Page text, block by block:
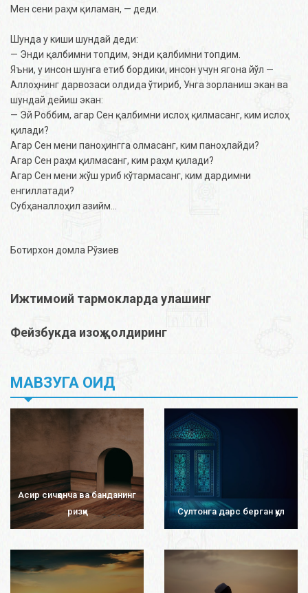
Мен сени раҳм қиламан, — деди.
Шунда у киши шундай деди:
— Энди қалбимни топдим, энди қалбимни топдим.
Яъни, у инсон шунга етиб бордики, инсон учун ягона йўл —
Аллоҳнинг дарвозаси олдида ўтириб, Унга зорланиш экан ва
шундай дейиш экан:
— Эй Роббим, агар Сен қалбимни ислоҳ қилмасанг, ким ислоҳ
қилади?
Агар Сен мени паноҳингга олмасанг, ким паноҳлайди?
Агар Сен раҳм қилмасанг, ким раҳм қилади?
Агар Сен мени жўш уриб кўтармасанг, ким дардимни
енгиллатади?
Субҳаналлоҳил азийм…
Ботирхон домла Рўзиев
Ижтимоий тармокларда улашинг
Фейзбукда изоҳ қолдиринг
МАВЗУГА ОИД
Асир сичқонча ва банданинг
ризқи
Султонга дарс берган қул